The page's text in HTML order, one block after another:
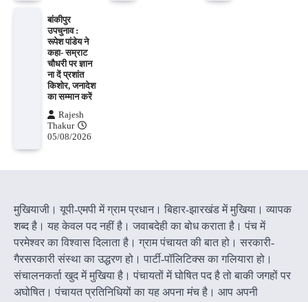
बांकीपुर
उपचुनाव :
रूपेश पांडेय ने
कहा- सम्राट
चौधरी पर ज्ञान
ना दें प्रशांत
किशोर, जनादेश
का सम्मान करें
Rajesh
Thakur
05/08/2026
मुखियाजी। यूपी-एमपी में ग्राम प्रधान। बिहार-झारखंड में मुखिया। व्यापक
शब्द है। यह केवल पद नहीं है। जवाबदेही का बोध कराता है। पंच में
परमेश्वर का विश्वास दिलाता है। ग्राम पंचायत की बात हो। सरकारी-
गैरसरकारी संस्था का उद्धरण हो। पार्टी-पॉलिटिक्स का गलियारा हो।
संचालनकर्ता खुद में मुखिया है। पंचायतों में घोषित पद है तो बाकी जगहों पर
अघोषित। पंचायत प्रतिनिधियों का यह अपना मंच है। आप अपनी